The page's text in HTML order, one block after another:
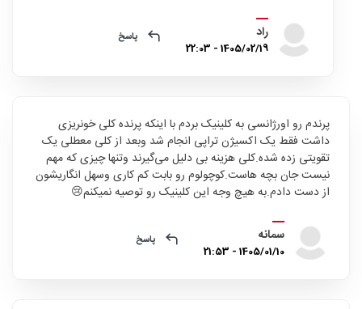
راد
1405/02/19 - 22:03
پاسخ
پرندم رو اورژانسی به کلینیک بردم با اینکه پرنده کلی خونریزی
داشت فقط یک اکسیژن تراپی انجام شد وبعد از کلی معطلی یک
تقویتی زده شده.کلی هزینه بی دلیل می‌گیرند وتنها چیزی که مهم
نیست جان بچه هاست.کوچولوم رو بابت کم کاری وسهل انگاریشون
از دست دادم.به هیچ وجه این کلینیک رو توصیه نمیکنم😢
سمانه
1405/01/10 - 21:53
پاسخ